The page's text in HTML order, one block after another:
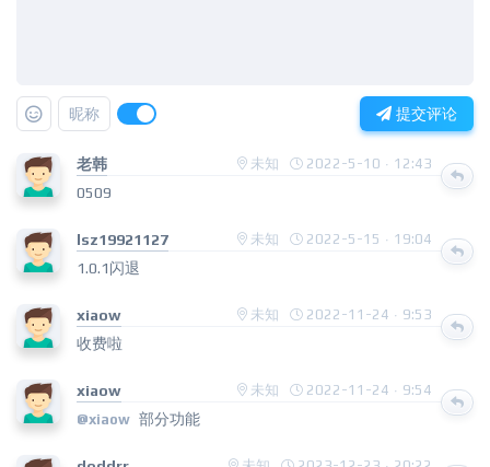
昵称 提交评论
老韩 未知 2022-5-10 · 12:43
0509
lsz19921127 未知 2022-5-15 · 19:04
1.0.1闪退
xiaow 未知 2022-11-24 · 9:53
收费啦
xiaow 未知
2022-11-24 · 9:54
@xiaow 部分功能